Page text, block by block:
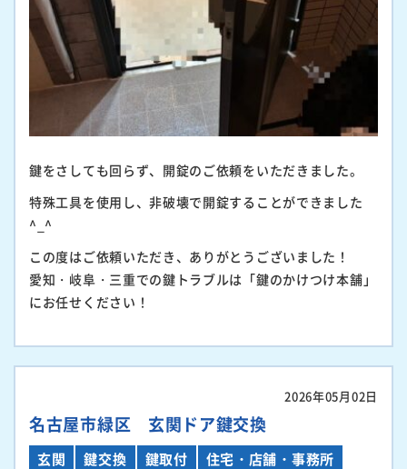
鍵をさしても回らず、開錠のご依頼をいただきました。
特殊工具を使用し、非破壊で開錠することができました
^_^
この度はご依頼いただき、ありがとうございました！
愛知・岐阜・三重での鍵トラブルは「鍵のかけつけ本舗」
にお任せください！
2026年05月02日
名古屋市緑区 玄関ドア鍵交換
玄関 鍵交換 鍵取付 住宅・店舗・事務所